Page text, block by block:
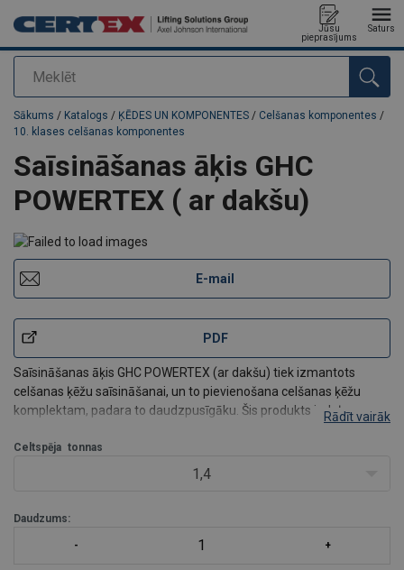
Meklēt
Jūsu
pieprasījums
Saturs
Pievienots jūsu pasūtījumam
Sākums / Katalogs / ĶĒDES UN KOMPONENTES / Celšanas komponentes /
10. klases celšanas komponentes
Saīsināšanas āķis GHC
POWERTEX ( ar dakšu)
E-mail
PDF
Saīsināšanas āķis GHC POWERTEX (ar dakšu) tiek izmantots
celšanas ķēžu saīsināšanai, un to pievienošana celšanas ķēžu
komplektam, padara to daudzpusīgāku. Šis produkts ir daļa no
nodrošinās pilnu WLL, jo a
Rādīt vairāk
Celtspēja tonnas
1,4
Daudzums: